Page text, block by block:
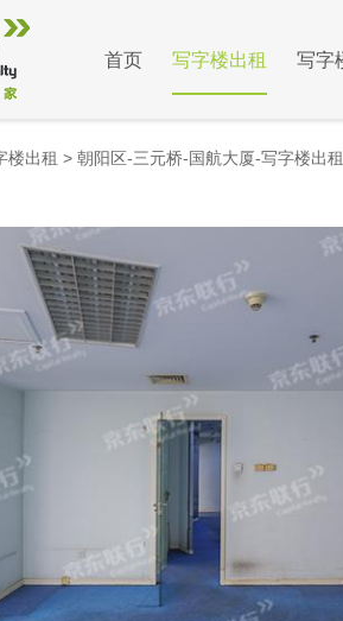
首页 写字楼出租 写字
楼出租 > 朝阳区-三元桥-国航大厦-写字楼出